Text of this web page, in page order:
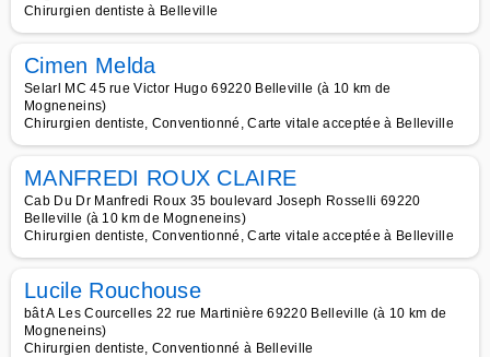
Chirurgien dentiste à Belleville
Cimen Melda
Selarl MC 45 rue Victor Hugo 69220 Belleville (à 10 km de
Mogneneins)
Chirurgien dentiste, Conventionné, Carte vitale acceptée à Belleville
MANFREDI ROUX CLAIRE
Cab Du Dr Manfredi Roux 35 boulevard Joseph Rosselli 69220
Belleville (à 10 km de Mogneneins)
Chirurgien dentiste, Conventionné, Carte vitale acceptée à Belleville
Lucile Rouchouse
bât A Les Courcelles 22 rue Martinière 69220 Belleville (à 10 km de
Mogneneins)
Chirurgien dentiste, Conventionné à Belleville